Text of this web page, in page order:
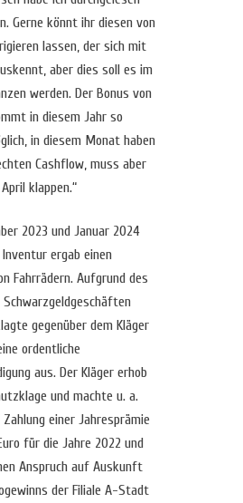
Gerne könnt ihr diesen von
lassen, der sich mit
aber dies soll es im
werden. Der Bonus von
in diesem Jahr so
in diesem Monat haben
Cashflow, muss aber
klappen.“
2023 und Januar 2024
ergab einen
Fahrrädern. Aufgrund des
gegenüber dem Kläger
ordentliche
aus. Der Kläger erhob
und machte u. a.
einer Jahresprämie
für die Jahre 2022 und
Anspruch auf Auskunft
der Filiale A-Stadt